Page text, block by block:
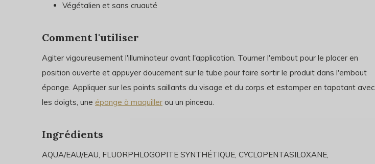
Végétalien et sans cruauté
Comment l'utiliser
Agiter vigoureusement l'illuminateur avant l'application. Tourner l'embout pour le placer en
position ouverte et appuyer doucement sur le tube pour faire sortir le produit dans l'embout
éponge. Appliquer sur les points saillants du visage et du corps et estomper en tapotant avec
les doigts, une éponge à maquiller ou un pinceau.
Ingrédients
AQUA/EAU/EAU, FLUORPHLOGOPITE SYNTHÉTIQUE, CYCLOPENTASILOXANE,